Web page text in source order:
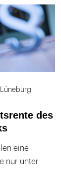
des
eine
nur unter